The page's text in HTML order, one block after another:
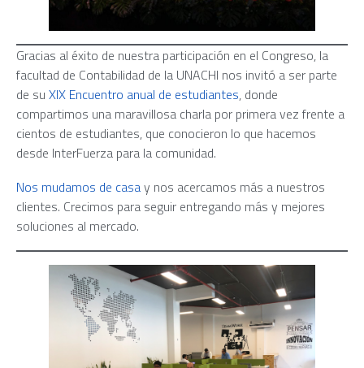
Gracias al éxito de nuestra participación en el Congreso, la
facultad de Contabilidad de la UNACHI nos invitó a ser parte
de su XIX Encuentro anual de estudiantes, donde
compartimos una maravillosa charla por primera vez frente a
cientos de estudiantes, que conocieron lo que hacemos
desde InterFuerza para la comunidad.
Nos mudamos de casay nos acercamos más a nuestros
clientes. Crecimos para seguir entregando más y mejores
soluciones al mercado.